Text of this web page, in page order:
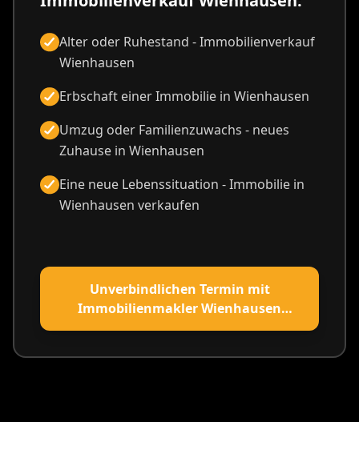
Alter oder Ruhestand - Immobilienverkauf
Wienhausen
Erbschaft einer Immobilie in Wienhausen
Umzug oder Familienzuwachs - neues
Zuhause in Wienhausen
Eine neue Lebenssituation - Immobilie in
Wienhausen verkaufen
Unverbindlichen Termin mit
Immobilienmakler Wienhausen
vereinbaren